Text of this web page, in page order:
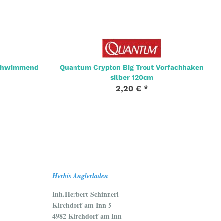
Quantum Crypton Big Trout Vorfachhaken
silber 120cm
2,20 € *
Herbis Anglerladen
Inh.Herbert Schinnerl
Kirchdorf am Inn 5
4982 Kirchdorf am Inn